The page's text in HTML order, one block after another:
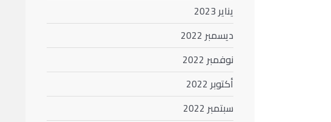
يناير 2023
ديسمبر 2022
نوفمبر 2022
أكتوبر 2022
سبتمبر 2022